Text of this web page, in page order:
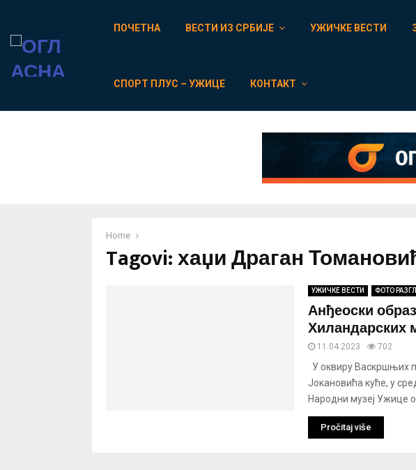
ПОЧЕТНА ВЕСТИ ИЗ СРБИЈЕ УЖИЧКЕ ВЕСТИ
СПОРТ ПЛУС – УЖИЦЕ КОНТАКТ
Home
Tagovi: хаџи Драган
УЖИЧКЕ ВЕСТИ ФОТО
Анђеоски
Хиландарских
11.04.2023 702
У оквиру Васкршњих
Јокановића куће, у
Народни музеј Ужице
Pročitaj više